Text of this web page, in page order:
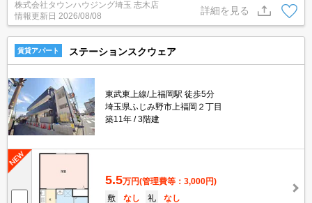
株式会社タウンハウジング埼玉 志木店
情報更新日 2026/08/08
詳細を見る
賃貸アパート ステーションスクウェア
東武東上線/上福岡駅 徒歩5分
埼玉県ふじみ野市上福岡２丁目
築11年
3階建
5.5万円(管理費等：3,000円)
敷
なし 礼
なし